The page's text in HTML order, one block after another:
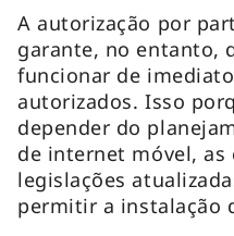
A autorização por
garante, no entanto,
funcionar de
autorizados. Isso
depender do
de internet móvel, as
legislações
permitir a instalação